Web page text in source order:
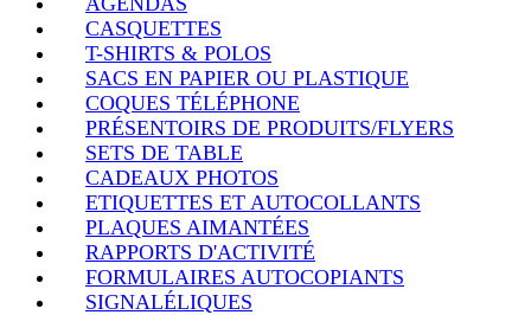
CASQUETTES
T-SHIRTS & POLOS
SACS EN PAPIER OU PLASTIQUE
COQUES TÉLÉPHONE
PRÉSENTOIRS DE PRODUITS/FLYERS
SETS DE TABLE
CADEAUX PHOTOS
ETIQUETTES ET AUTOCOLLANTS
PLAQUES AIMANTÉES
RAPPORTS D'ACTIVITÉ
FORMULAIRES AUTOCOPIANTS
SIGNALÉLIQUES